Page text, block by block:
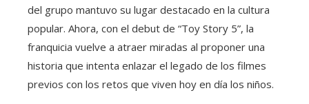
del grupo mantuvo su lugar destacado en la cultura
popular. Ahora, con el debut de “Toy Story 5”, la
franquicia vuelve a atraer miradas al proponer una
historia que intenta enlazar el legado de los filmes
previos con los retos que viven hoy en día los niños.